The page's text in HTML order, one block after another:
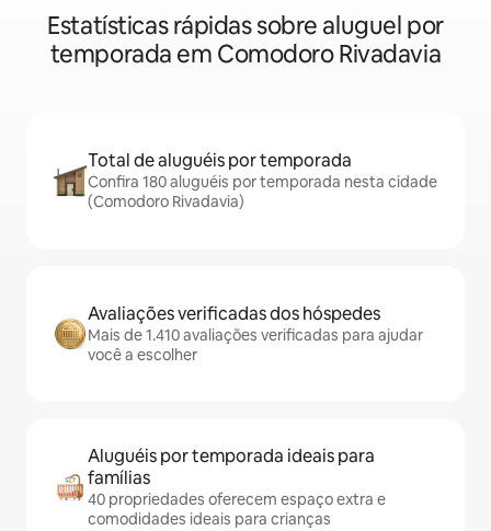
Estatísticas rápidas sobre aluguel por
temporada em Comodoro Rivadavia
Total de aluguéis por temporada
Confira 180 aluguéis por temporada nesta cidade
(Comodoro Rivadavia)
Avaliações verificadas dos hóspedes
Mais de 1.410 avaliações verificadas para ajudar
você a escolher
Aluguéis por temporada ideais para
famílias
40 propriedades oferecem espaço extra e
comodidades ideais para crianças